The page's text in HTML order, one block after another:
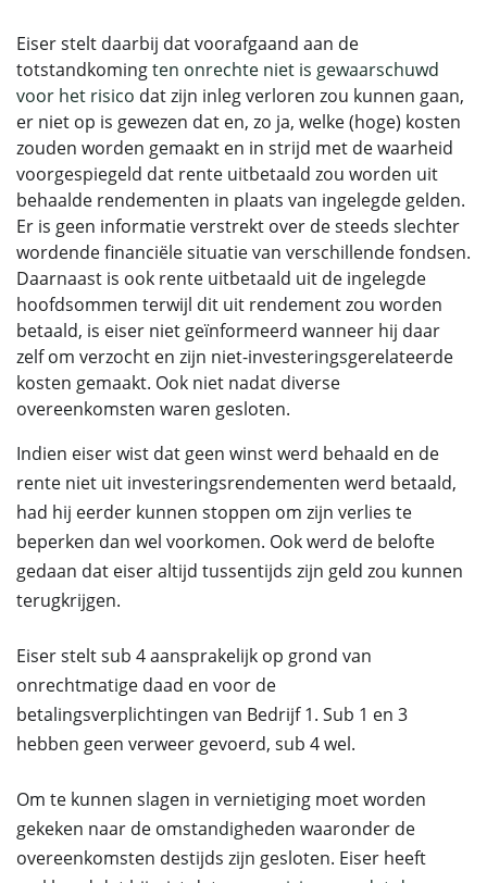
Eiser stelt daarbij dat voorafgaand aan de
totstandkomingten onrechte niet is gewaarschuwd
voor het risico dat zijn inleg verloren zou kunnen gaan,
er niet op is gewezen dat en, zo ja, welke (hoge) kosten
zouden worden gemaakt en in strijd met de waarheid
voorgespiegeld dat rente uitbetaald zou worden uit
behaalde rendementen in plaats van ingelegde gelden.
Er is geen informatie verstrekt over de steeds slechter
wordende financiële situatie van verschillende fondsen.
Daarnaast is ook rente uitbetaald uit de ingelegde
hoofdsommen terwijl dit uit rendement zou worden
betaald, is eiser niet geïnformeerd wanneer hij daar
zelf om verzocht en zijn niet-investeringsgerelateerde
kosten gemaakt. Ook niet nadat diverse
overeenkomsten waren gesloten.
Indien eiser wist dat geen winst werd behaald en de
rente niet uit investeringsrendementen werd betaald,
had hij eerder kunnen stoppen om zijn verlies te
beperken dan wel voorkomen. Ook werd de belofte
gedaan dat eiser altijd tussentijds zijn geld zou kunnen
terugkrijgen.
Eiser stelt sub 4 aansprakelijk op grond van
onrechtmatige daad en voor de
betalingsverplichtingen van Bedrijf 1. Sub 1 en 3
hebben geen verweer gevoerd, sub 4 wel.
Om te kunnen slagen in vernietiging moet worden
gekeken naar de omstandigheden waaronder de
overeenkomsten destijds zijn gesloten. Eiser heeft